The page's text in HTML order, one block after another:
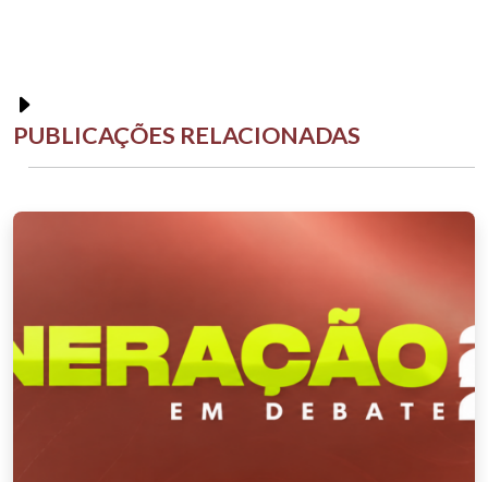
PUBLICAÇÕES RELACIONADAS